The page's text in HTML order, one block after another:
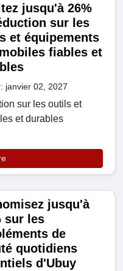
jusqu'à 26%
sur les
et équipements
fiables et
janvier 02, 2027
sur les outils et
et durables
jusqu'à
sur les
de
quotidiens
d'Ubuy